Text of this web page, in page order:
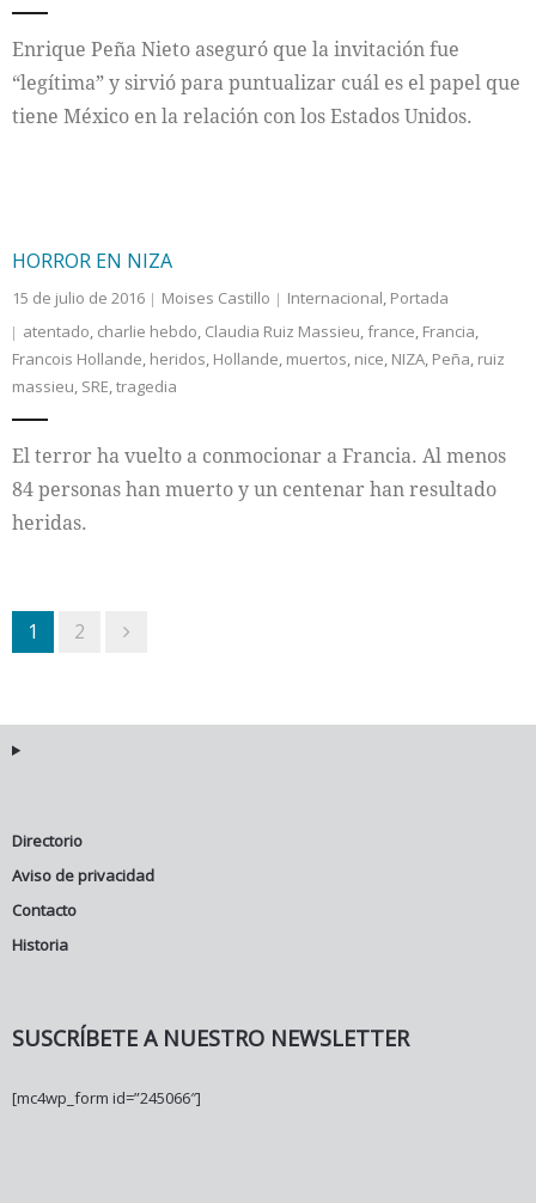
Enrique Peña Nieto aseguró que la invitación fue
“legítima” y sirvió para puntualizar cuál es el papel que
tiene México en la relación con los Estados Unidos.
HORROR EN NIZA
15 de julio de 2016 Moises Castillo Internacional, Portada
atentado, charlie hebdo, Claudia Ruiz Massieu,france, Francia,
Francois Hollande, heridos, Hollande, muertos, nice, NIZA, Peña, ruiz
massieu, SRE,tragedia
El terror ha vuelto a conmocionar a Francia. Al menos
84 personas han muerto y un centenar han resultado
heridas.
1 2
Directorio
Aviso de privacidad
Contacto
Historia
SUSCRÍBETE A NUESTRO NEWSLETTER
[mc4wp_form id=”245066″]